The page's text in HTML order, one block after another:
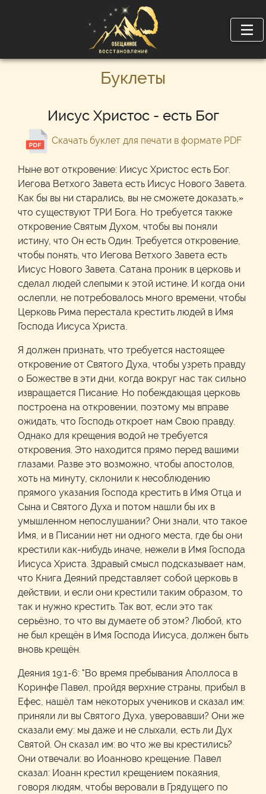
Буклеты
Иисус Христос - есть Бог
Скачать буклет для печати в формате PDF
Ныне вот откровение: Иисус Христос есть Бог.
Иегова Ветхого Завета есть Иисус Нового Завета.
Как бы вы ни старались, вы не сможете доказать,»
что существуют ТРИ Бога. Но требуется также
откровение Святым Духом, чтобы вы поняли
истину, что Он есть Один. Требуется откровение,
чтобы понять, что Иегова Ветхого Завета есть
Иисус Нового Завета. Сатана проник в церковь и
сделал людей слепыми к этой истине. И когда они
ослепли, не потребовалось много времени, чтобы
Церковь Рима перестала крестить людей в Имя
Господа Иисуса Христа.
Я должен признать, что требуется настоящее
откровение от Святого Духа, чтобы узреть правду
о Божестве в эти дни, когда вокруг нас так сильно
извращается Писание. Но побеждающая церковь
построена на откровении, поэтому мы вправе
ожидать, что Господь откроет нам Свою правду.
Однако для крещения водой не требуется
откровения. Это находится прямо перед вашими
глазами. Разве это возможно, чтобы апостолов,
хоть на минуту, склонили к несоблюдению
прямого указания Господа крестить в Имя Отца и
Сына и Святого Духа и потом нашли бы их в
умышленном непослушании? Они знали, что такое
Имя, и в Писании нет ни одного места, где бы они
крестили как-нибудь иначе, нежели в Имя Господа
Иисуса Христа. Здравый смысл подсказывает нам,
что Книга Деяний представляет собой церковь в
действии, и если они крестили таким образом, то
так и нужно крестить. Так вот, если это так
серьёзно, то что вы думаете об этом? Любой, кто
не был крещён в Имя Господа Иисуса, должен быть
вновь крещён.
Деяния 19:1-6: "Во время пребывания Аполлоса в
Коринфе Павел, пройдя верхние страны, прибыл в
Ефес, нашёл там некоторых учеников и сказал им:
приняли ли вы Святого Духа, уверовавши? Они же
сказали ему: мы даже и не слыхали, есть ли Дух
Святой. Он сказал им: во что же вы крестились?
Они отвечали: во Иоанново крещение. Павел
сказал: Иоанн крестил крещением покаяния,
говоря людям, чтобы веровали в Грядущего по